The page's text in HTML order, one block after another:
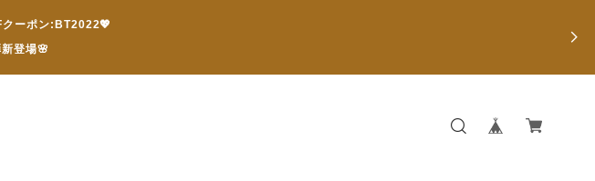
ーポン:BT2022💖
登場🌸